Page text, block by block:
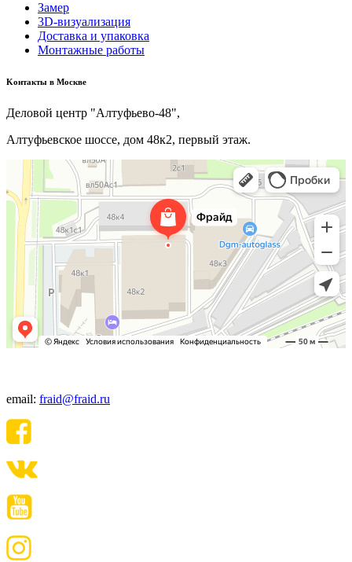
Замер
3D-визуализация
Доставка и упаковка
Монтажные работы
Kонтакты в Москве
Деловой центр "Алтуфьево-48",
Алтуфьевское шоссе, дом 48к2, первый этаж.
email: fraid@fraid.ru